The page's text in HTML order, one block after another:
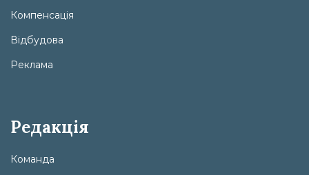
Компенсація
Відбудова
Реклама
Редакція
Команда